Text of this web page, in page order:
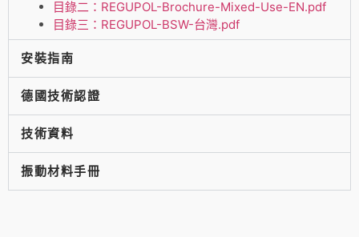
目錄二：REGUPOL-Brochure-Mixed-Use-EN.pdf
目錄三：REGUPOL-BSW-台灣.pdf
安裝指南
德國技術認證
技術資料
振動材料手冊